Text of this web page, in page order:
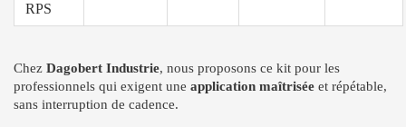
RPS
Chez Dagobert Industrie, nous proposons ce kit pour les
professionnels qui exigent une application maîtrisée et répétable,
sans interruption de cadence.